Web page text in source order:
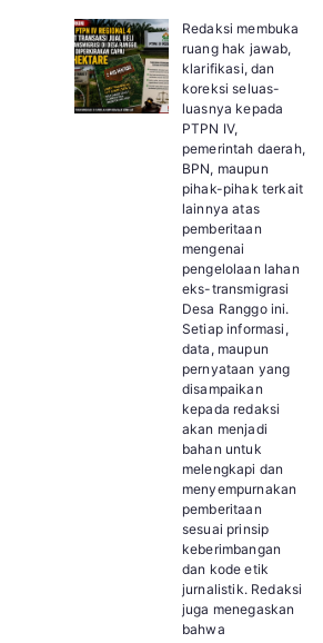
Redaksi membuka
ruang hak jawab,
klarifikasi, dan
koreksi seluas-
luasnya kepada
PTPN IV,
pemerintah daerah,
BPN, maupun
pihak-pihak terkait
lainnya atas
pemberitaan
mengenai
pengelolaan lahan
eks-transmigrasi
Desa Ranggo ini.
Setiap informasi,
data, maupun
pernyataan yang
disampaikan
kepada redaksi
akan menjadi
bahan untuk
melengkapi dan
menyempurnakan
pemberitaan
sesuai prinsip
keberimbangan
dan kode etik
jurnalistik. Redaksi
juga menegaskan
bahwa